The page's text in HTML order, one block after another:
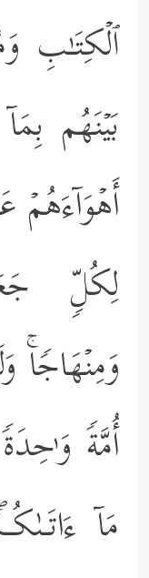
ٱلۡكِتَـٰبِ
بَیۡنَهُم بِمَاۤ
لِكُلࣲّ
وَمِنۡهَاجࣰاۚ
أُمَّةࣰ وَ
مَاۤ